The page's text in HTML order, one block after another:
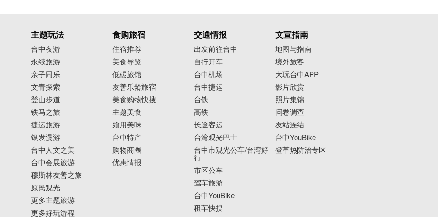
主题玩法
台中夜游
永续旅游
亲子同乐
文青探索
登山步道
铁马之旅
捷运旅游
银发漫游
台中人文之美
台中会展旅游
穆斯林友善之旅
原民观光
更多主题旅游
更多好玩游程
食购旅宿
住宿推荐
美食导览
低碳旅馆
友善乐龄旅宿
美食购物快搜
主题美食
飨用美味
台中特产
购物商圈
优惠情报
交通情报
出发前往台中
自行开车
台中机场
台中捷运
台铁
高铁
长途客运
台湾观光巴士
台中市观光公车/台湾好
行
市区公车
驾车旅游
台中YouBike
租车快搜
文宣指南
地图与指南
境外旅客
大玩台中APP
影片欣赏
照片集锦
问卷调查
友站连结
台中YouBike
登革热防治专区